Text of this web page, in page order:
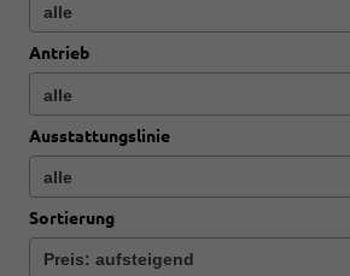
Antrieb
Ausstattungslinie
Sortierung